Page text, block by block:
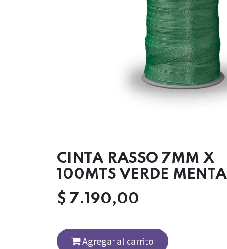
CINTA RASSO 7MM X
100MTS VERDE MENTA
$ 7.190,00
Agregar al carrito